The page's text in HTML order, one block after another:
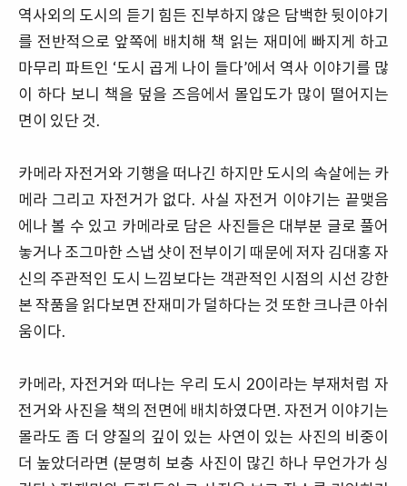
역사외의 도시의 듣기 힘든 진부하지 않은 담백한 뒷이야기
를 전반적으로 앞쪽에 배치해 책 읽는 재미에 빠지게 하고
마무리 파트인 ‘도시 곱게 나이 들다’에서 역사 이야기를 많
이 하다 보니 책을 덮을 즈음에서 몰입도가 많이 떨어지는
면이 있단 것.
카메라 자전거와 기행을 떠나긴 하지만 도시의 속살에는 카
메라 그리고 자전거가 없다. 사실 자전거 이야기는 끝맺음
에나 볼 수 있고 카메라로 담은 사진들은 대부분 글로 풀어
놓거나 조그마한 스냅 샷이 전부이기 때문에 저자 김대홍 자
신의 주관적인 도시 느낌보다는 객관적인 시점의 시선 강한
본 작품을 읽다보면 잔재미가 덜하다는 것 또한 크나큰 아쉬
움이다.
카메라, 자전거와 떠나는 우리 도시 20이라는 부재처럼 자
전거와 사진을 책의 전면에 배치하였다면. 자전거 이야기는
몰라도 좀 더 양질의 깊이 있는 사연이 있는 사진의 비중이
더 높았더라면 (분명히 보충 사진이 많긴 하나 무언가가 싱